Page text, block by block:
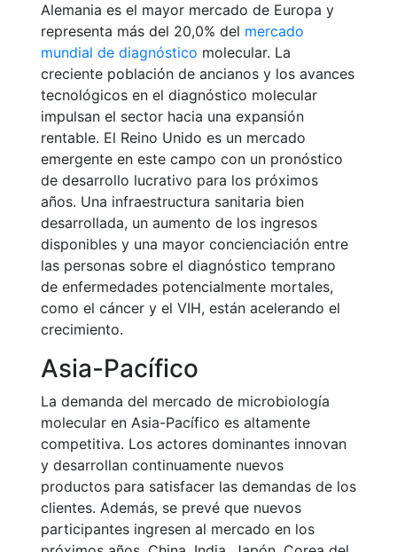
Alemania es el mayor mercado de Europa y
representa más del 20,0% del mercado
mundial de diagnóstico molecular. La
creciente población de ancianos y los avances
tecnológicos en el diagnóstico molecular
impulsan el sector hacia una expansión
rentable. El Reino Unido es un mercado
emergente en este campo con un pronóstico
de desarrollo lucrativo para los próximos
años. Una infraestructura sanitaria bien
desarrollada, un aumento de los ingresos
disponibles y una mayor concienciación entre
las personas sobre el diagnóstico temprano
de enfermedades potencialmente mortales,
como el cáncer y el VIH, están acelerando el
crecimiento.
Asia-Pacífico
La demanda del mercado de microbiología
molecular en Asia-Pacífico es altamente
competitiva. Los actores dominantes innovan
y desarrollan continuamente nuevos
productos para satisfacer las demandas de los
clientes. Además, se prevé que nuevos
participantes ingresen al mercado en los